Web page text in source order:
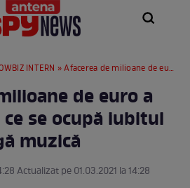
INTERN » Afacerea de milioane de euro a lui Deliric! Cu ce se ocupă iubitul Innei, pe lângă muzică
de euro a
se ocupă iubitul
muzică
Actualizat pe 01.03.2021 la 14:28